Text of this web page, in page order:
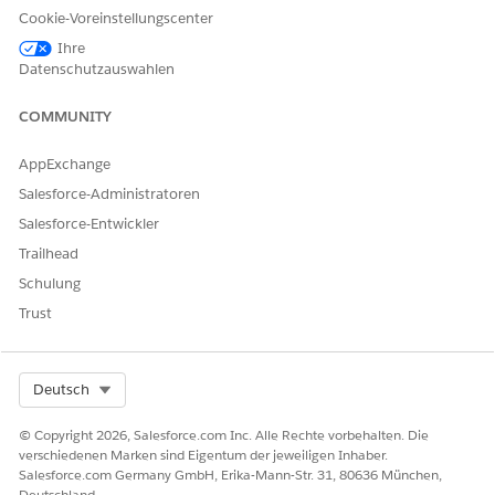
Agentforce IT Services: Quick Look
(Serviceintelligenz: Schnelleinstieg)
Grundlagen des Agentforce IT-Service
HINWEISIm Zeitalter der AI-Agenten sprechen wir nun von
"Servicemitarbeiter" oder "Abwickler" und nicht als
"Agenten" verwenden. Es wird gerade an der Aktualisierung
dieser Bezeichnung gearbeitet, es kann jedoch sein, dass
Stellen sehen, bevor sie ersetzt wird, unter anderem in der
Anwendung selbst.
Cookie-Voreinstellungscenter
Ihre
Datenschutzauswahlen
COMMUNITY
AppExchange
Salesforce-Administratoren
Salesforce-Entwickler
Trailhead
Schulung
Trust
Deutsch
© Copyright 2026, Salesforce.com Inc. Alle Rechte vorbehalten. Die
verschiedenen Marken sind Eigentum der jeweiligen Inhaber.
Salesforce.com Germany GmbH, Erika-Mann-Str. 31, 80636 München,